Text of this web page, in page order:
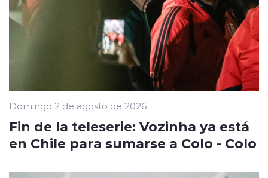
Domingo 2 de agosto de 2026
Fin de la teleserie: Vozinha ya está
en Chile para sumarse a Colo - Colo